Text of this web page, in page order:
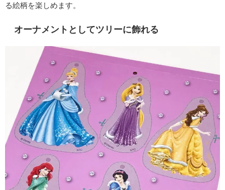
る絵柄を楽しめます。
オーナメントとしてツリーに飾れる